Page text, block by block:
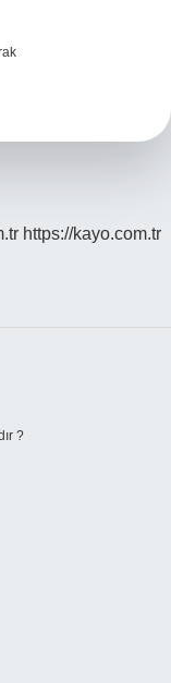
https://kayo.com.tr
?